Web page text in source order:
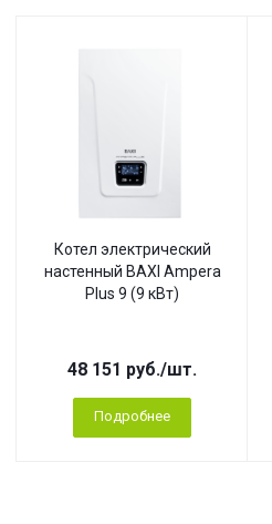
Котел электрический
настенный BAXI Ampera
Plus 9 (9 кВт)
48 151 руб./шт.
Подробнее